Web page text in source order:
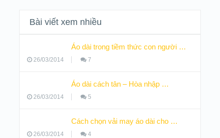
Bài viết xem nhiều
Áo dài trong tiềm thức con người …
26/03/2014 7
Áo dài cách tân – Hòa nhập …
26/03/2014 5
Cách chọn vải may áo dài cho …
26/03/2014 4